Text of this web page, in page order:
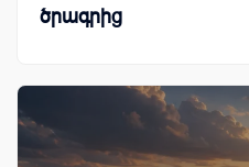
ծրագրից